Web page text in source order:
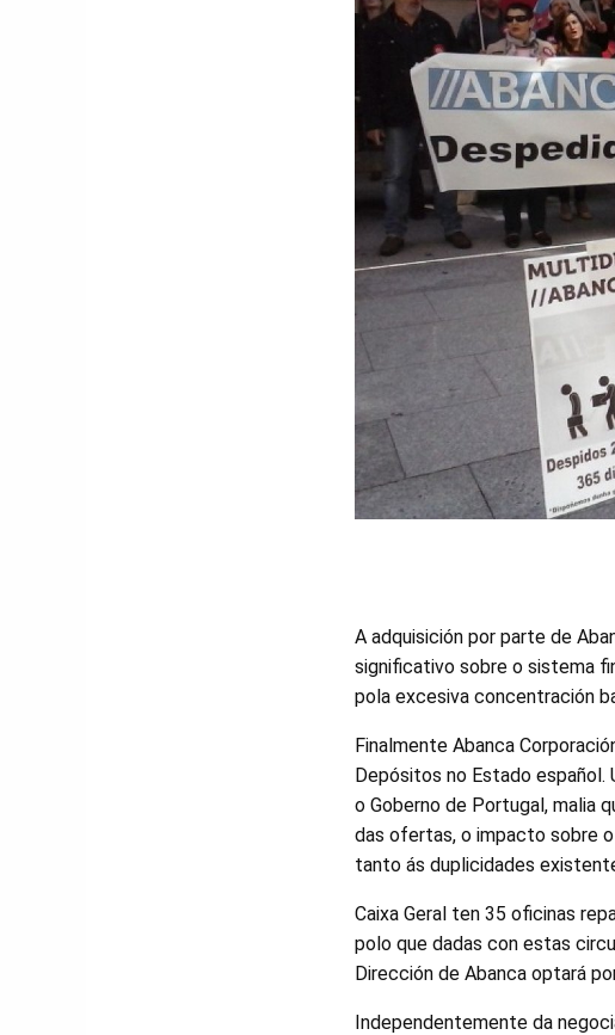
A adquisición por parte de
significativo sobre o sistema
pola excesiva concentración
Finalmente Abanca
Depósitos no Estado español.
o Goberno de Portugal, malia
das ofertas, o impacto sobre
tanto ás duplicidades
Caixa Geral ten 35 oficinas
polo que dadas con estas
Dirección de Abanca optará
Independentemente da